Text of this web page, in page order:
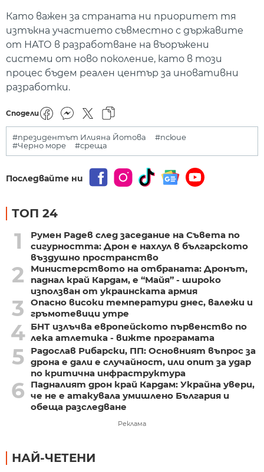
Като важен за страната ни приоритет тя
изтъкна участието съвместно с държавите
от НАТО в разработване на въоръжени
системи от ново поколение, като в този
процес бъдем реален център за иновативни
разработки.
Сподели
#президентът Илияна Йотова
#псюие
#Черно море
#среща
Последвайте ни
ТОП 24
1
Румен Радев след заседание на Съвета по
сигурността: Дрон е нахлул в българското
въздушно пространство
2
Министерството на отбраната: Дронът,
паднал край Кардам, е “Майя” - широко
използван от украинската армия
3
Опасно високи температури днес, валежи и
гръмотевици утре
4 БНТ излъчва европейското първенство по
лека атлетика - вижте програмата
5
Радослав Рибарски, ПП: Основният въпрос за
дрона е дали е случайност, или опит за удар
по критична инфраструктура
6
Падналият дрон край Кардам: Украйна увери,
че не е атакувала умишлено България и
обеща разследване
Реклама
НАЙ-ЧЕТЕНИ